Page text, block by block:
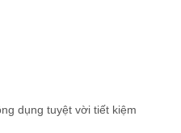
dụng tuyệt vời tiết kiệm